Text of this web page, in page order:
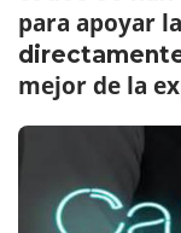
para apoyar
mejor de la